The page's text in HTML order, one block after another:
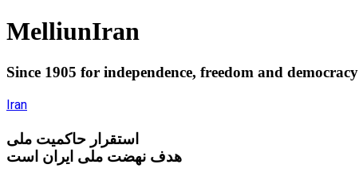
MelliunIran
Since 1905 for independence, freedom and democracy
Iran
استقرار حاکميت ملی
هدف نهضت ملی ایران است